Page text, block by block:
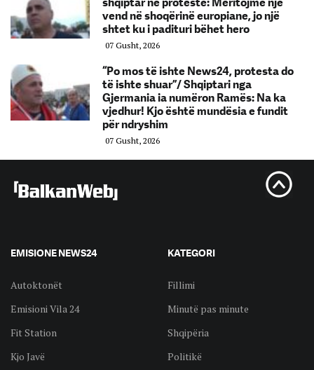
vend në shoqërinë europiane, jo një
shtet ku i padituri bëhet hero
07 Gusht, 2026
“Po mos të ishte News24, protesta do
të ishte shuar”/ Shqiptari nga
Gjermania ia numëron Ramës: Na ka
vjedhur! Kjo është mundësia e fundit
për ndryshim
07 Gusht, 2026
EMISIONE NEWS24
Autoktonët
Emisioni Vila 24
Fit Station
Kjo Javë
KATEGORI
Fillimi
Minutë pas minute
Shqipëria
Politikë